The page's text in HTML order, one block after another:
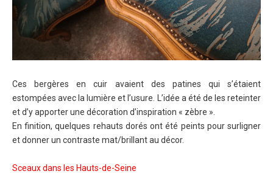
Ces bergères en cuir avaient des patines qui s’étaient
estompées avec la lumière et l’usure. L’idée a été de les reteinter
et d’y apporter une décoration d’inspiration « zèbre ».
En finition, quelques rehauts dorés ont été peints pour surligner
et donner un contraste mat/brillant au décor.
Sceaux dans les Hauts-de-Seine